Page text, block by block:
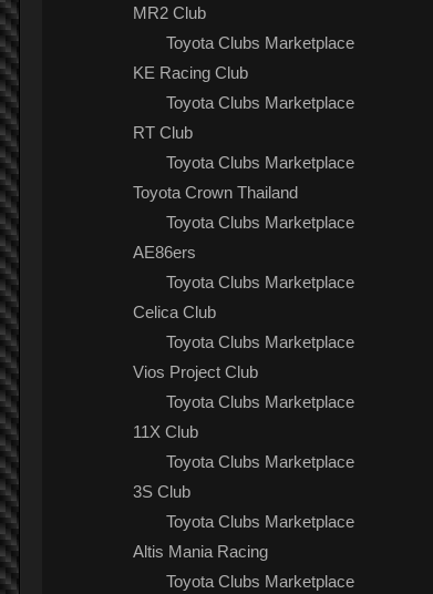
MR2 Club
Toyota Clubs Marketplace
KE Racing Club
Toyota Clubs Marketplace
RT Club
Toyota Clubs Marketplace
Toyota Crown Thailand
Toyota Clubs Marketplace
AE86ers
Toyota Clubs Marketplace
Celica Club
Toyota Clubs Marketplace
Vios Project Club
Toyota Clubs Marketplace
11X Club
Toyota Clubs Marketplace
3S Club
Toyota Clubs Marketplace
Altis Mania Racing
Toyota Clubs Marketplace